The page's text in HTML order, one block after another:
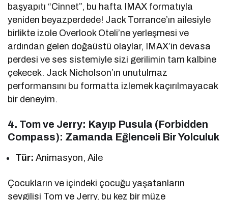
başyapıtı “Cinnet”, bu hafta IMAX formatıyla
yeniden beyazperdede! Jack Torrance’ın ailesiyle
birlikte izole Overlook Oteli’ne yerleşmesi ve
ardından gelen doğaüstü olaylar, IMAX’in devasa
perdesi ve ses sistemiyle sizi gerilimin tam kalbine
çekecek. Jack Nicholson’ın unutulmaz
performansını bu formatta izlemek kaçırılmayacak
bir deneyim.
4. Tom ve Jerry: Kayıp Pusula (Forbidden
Compass): Zamanda Eğlenceli Bir Yolculuk
Tür: Animasyon, Aile
Çocukların ve içindeki çocuğu yaşatanların
sevgilisi Tom ve Jerry, bu kez bir müze